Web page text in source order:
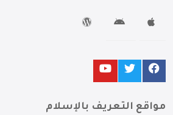
مواقع التعريف بالإسلام